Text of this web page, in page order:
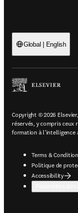
Global | English
Copyright © 2026
réservés, y compris
formation à l'intelligence
Terms &
Politique de
Accessibility